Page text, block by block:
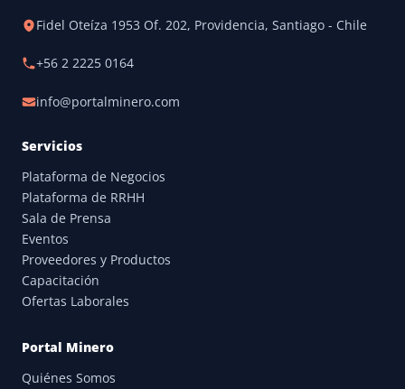
Fidel Oteíza 1953 Of. 202, Providencia, Santiago - Chile
+56 2 2225 0164
info@portalminero.com
Servicios
Plataforma de Negocios
Plataforma de RRHH
Sala de Prensa
Eventos
Proveedores y Productos
Capacitación
Ofertas Laborales
Portal Minero
Quiénes Somos